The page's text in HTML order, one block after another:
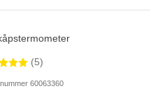
(5)
60063360